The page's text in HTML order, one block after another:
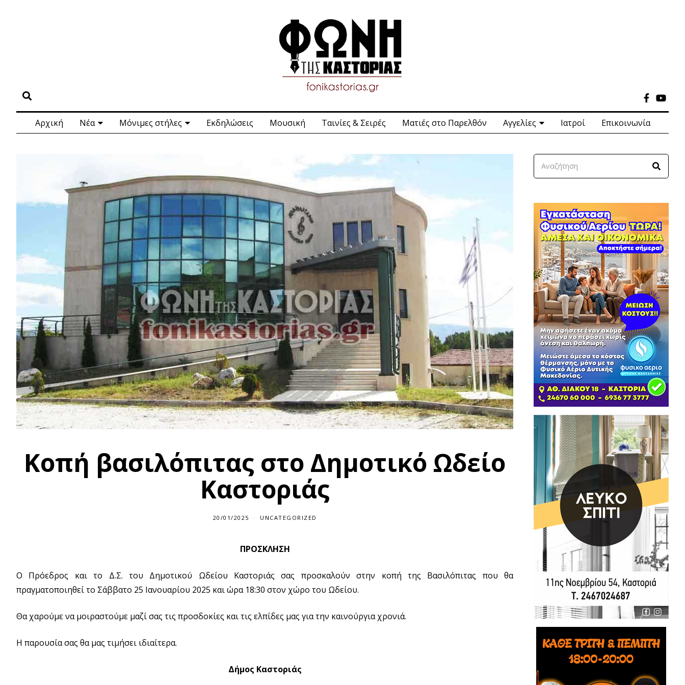
Αρχική Νέα Μόνιμες στήλες Εκδηλώσεις Μουσική Ταινίες & Σειρές Ματιές στο Παρελθόν Αγγελίες Ιατροί Επικοινωνία
Κοπή βασιλόπιτας στο Δημοτικό Ωδείο
Καστοριάς
20/01/2025 UNCATEGORIZED
ΠΡΟΣΚΛΗΣΗ
Ο Πρόεδρος και το Δ.Σ. του Δημοτικού Ωδείου Καστοριάς σας προσκαλούν στην κοπή της Βασιλόπιτας που θα
πραγματοποιηθεί το Σάββατο 25 Ιανουαρίου 2025 και ώρα 18:30 στον χώρο του Ωδείου.
Θα χαρούμε να μοιραστούμε μαζί σας τις προσδοκίες και τις ελπίδες μας για την καινούργια χρονιά.
Η παρουσία σας θα μας τιμήσει ιδιαίτερα.
Δήμος Καστοριάς